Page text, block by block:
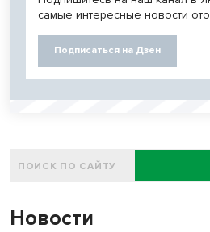
самые интересные новости
Подписаться на Дзен
Новости